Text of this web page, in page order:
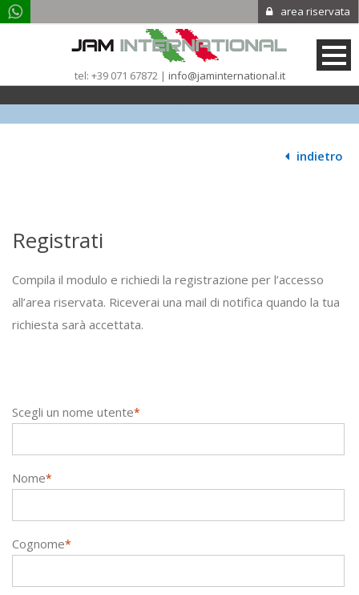
area riservata
tel: +39 071 67872 | info@jaminternational.it
indietro
Registrati
Compila il modulo e richiedi la registrazione per l’accesso
all’area riservata. Riceverai una mail di notifica quando la tua
richiesta sarà accettata.
Scegli un nome utente*
Nome*
Cognome*